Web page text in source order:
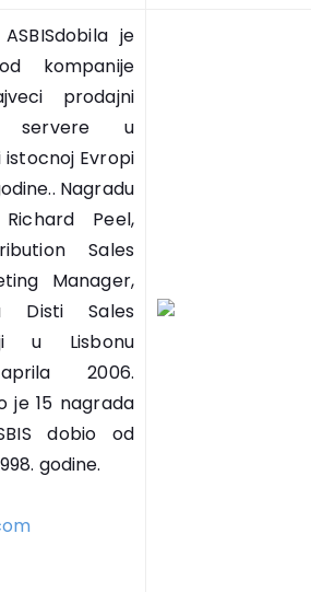
je
kompanije
prodajni
u
Evropi
Nagradu
Peel,
Sales
Manager,
Disti Sales
u Lisbonu
2006.
je 15 nagrada
dobio od
godine.